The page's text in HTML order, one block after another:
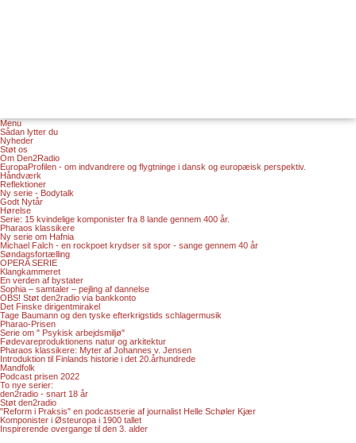
Menu
Sådan lytter du
Nyheder
Støt os
Om Den2Radio
EuropaProfilen - om indvandrere og flygtninge i dansk og europæisk perspektiv.
Håndværk
Reflektioner
Ny serie - Bodytalk
Godt Nytår
Hørelse
Serie: 15 kvindelige komponister fra 8 lande gennem 400 år.
Pharaos klassikere
Ny serie om Hafnia
Michael Falch - en rockpoet krydser sit spor - sange gennem 40 år
Søndagsfortælling
OPERA SERIE
Klangkammeret
En verden af bystater
Sophia – samtaler – pejling af dannelse
OBS! Støt den2radio via bankkonto
Det Finske dirigentmirakel
Tage Baumann og den tyske efterkrigstids schlagermusik
Pharao-Prisen
Serie om " Psykisk arbejdsmiljø"
Fødevareproduktionens natur og arkitektur
Pharaos klassikere: Myter af Johannes v. Jensen
Introduktion til Finlands historie i det 20.århundrede
Mandfolk
Podcast prisen 2022
To nye serier:
den2radio - snart 18 år
Støt den2radio
"Reform i Praksis" en podcastserie af journalist Helle Schøler Kjær
Komponister i Østeuropa i 1900 tallet
Inspirerende overgange til den 3. alder